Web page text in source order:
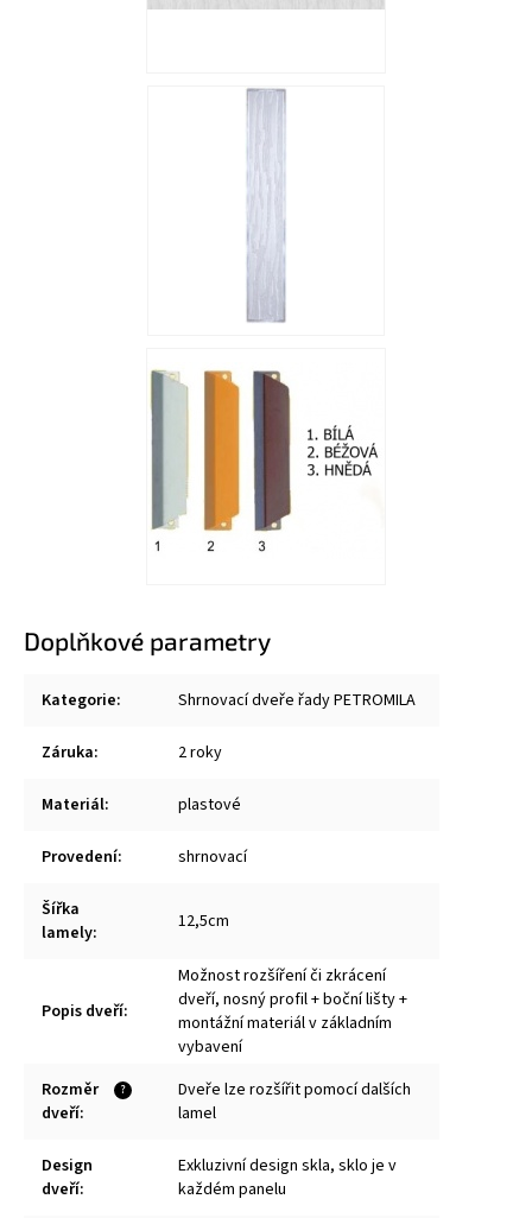
Doplňkové parametry
Kategorie: Shrnovací dveře řady PETROMILA
Záruka: 2 roky
Materiál: plastové
Provedení: shrnovací
Šířka
lamely: 12,5cm
Popis dveří:
Možnost rozšíření či zkrácení
dveří, nosný profil + boční lišty +
montážní materiál v základním
vybavení
?
Rozměr
dveří:
Dveře lze rozšířit pomocí dalších
lamel
Design
dveří:
Exkluzivní design skla, sklo je v
každém panelu